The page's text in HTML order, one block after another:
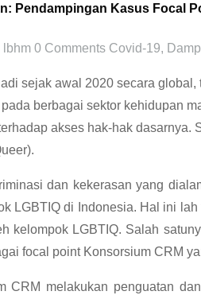
Pendampingan Kasus Focal
lbhm 0 Comments Covid-19,
sejak awal 2020 secara
berbagai sektor kehidupan
akses hak-hak
dan kekerasan yang
LGBTIQ di Indonesia. Hal ini
kelompok LGBTIQ. Salah
focal point Konsorsium CRM
CRM melakukan penguatan